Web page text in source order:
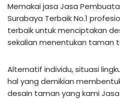
Memakai jasa Jasa
Surabaya Terbaik No.1
terbaik untuk menciptakan
sekalian menentukan taman
Alternatif individu, situasi
hal yang demikian
desain taman yang kami